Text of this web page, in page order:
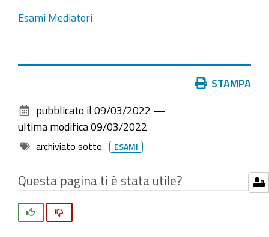
Esami Mediatori
documento
STAMPA
pubblicato il 09/03/2022 —
ultima modifica 09/03/2022
archiviato sotto: ESAMI
Questa pagina ti è stata utile?